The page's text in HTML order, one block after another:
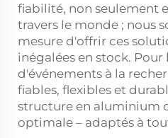
fiabilité, non seulement
travers le monde ; nous
mesure d'offrir ces
inégalées en stock.
d'événements à la
fiables, flexibles et
structure en aluminium
optimale – adaptés à